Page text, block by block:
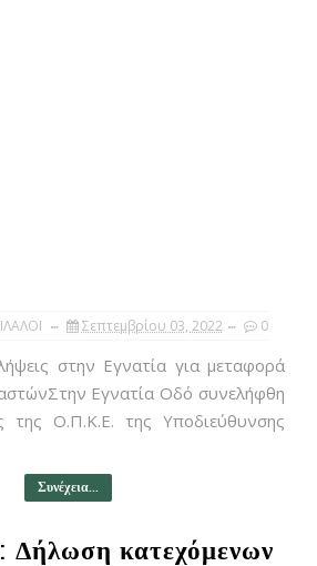
Σεπτεμβρίου 03, 2022 0
στην Εγνατία για μεταφορά
Εγνατία Οδό συνελήφθη
της Ο.Π.Κ.Ε. της Υποδιεύθυνσης
Συνέχεια...
Δήλωση κατεχόμενων